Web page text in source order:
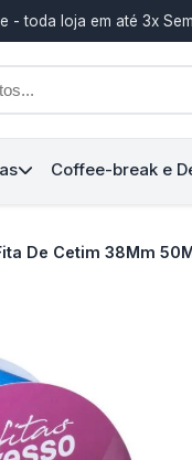
- toda loja em até 3x
Coffee-break e
De Cetim 38Mm